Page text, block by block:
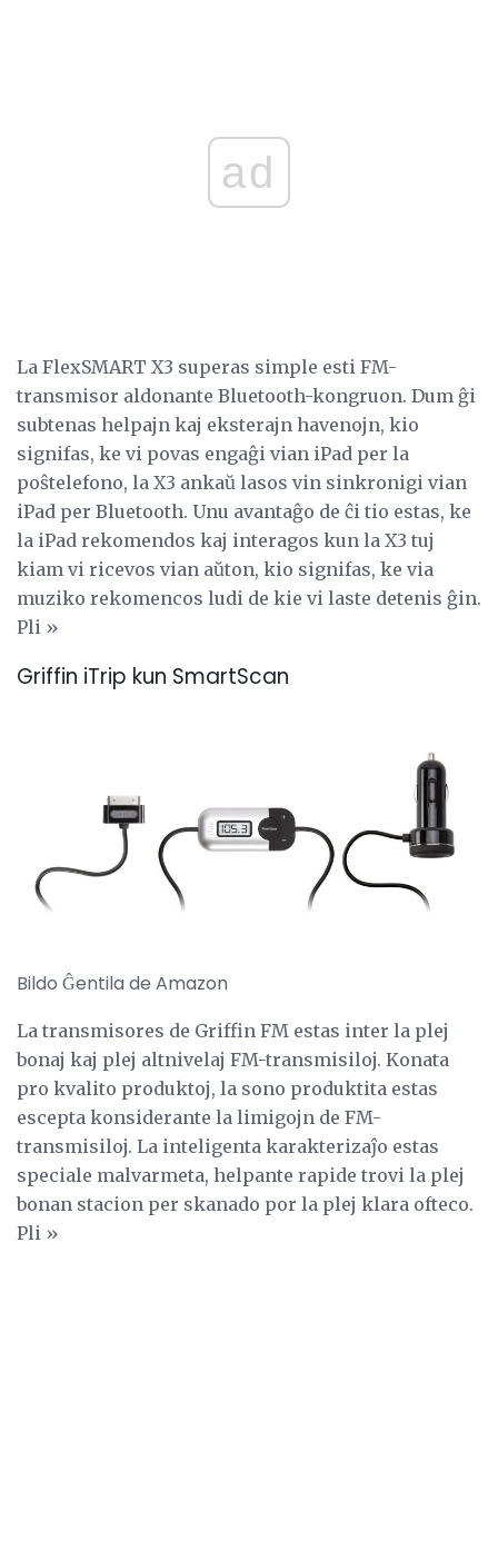
ad
La FlexSMART X3 superas simple esti FM-
transmisor aldonante Bluetooth-kongruon. Dum ĝi
subtenas helpajn kaj eksterajn havenojn, kio
signifas, ke vi povas engaĝi vian iPad per la
poŝtelefono, la X3 ankaŭ lasos vin sinkronigi vian
iPad per Bluetooth. Unu avantaĝo de ĉi tio estas, ke
la iPad rekomendos kaj interagos kun la X3 tuj
kiam vi ricevos vian aŭton, kio signifas, ke via
muziko rekomencos ludi de kie vi laste detenis ĝin.
Pli »
Griffin iTrip kun SmartScan
Bildo Ĝentila de Amazon
La transmisores de Griffin FM estas inter la plej
bonaj kaj plej altnivelaj FM-transmisiloj. Konata
pro kvalito produktoj, la sono produktita estas
escepta konsiderante la limigojn de FM-
transmisiloj. La inteligenta karakterizaĵo estas
speciale malvarmeta, helpante rapide trovi la plej
bonan stacion per skanado por la plej klara ofteco.
Pli »